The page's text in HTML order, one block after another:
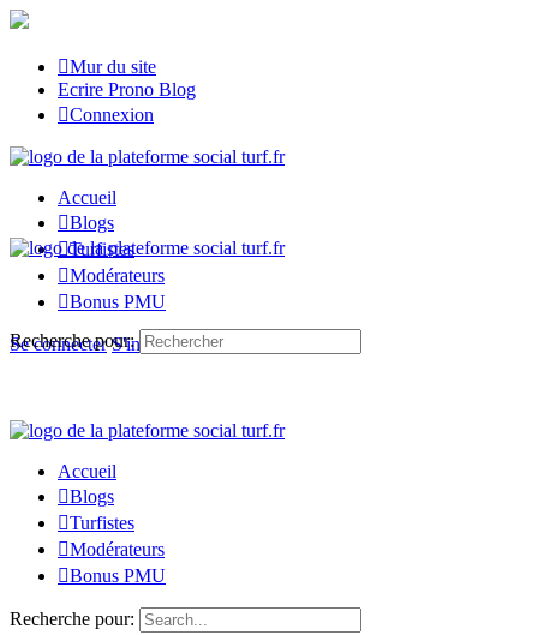
Mur du site
Ecrire Prono Blog
Connexion
Accueil
Blogs
Turfistes
Modérateurs
Bonus PMU
Se connecter S'inscrire
Recherche pour:
Accueil
Blogs
Turfistes
Modérateurs
Bonus PMU
Recherche pour: